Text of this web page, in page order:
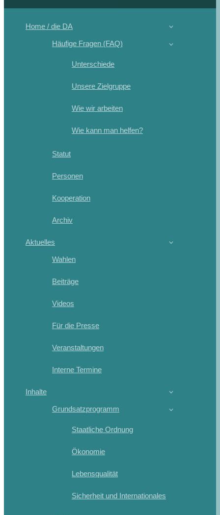
Home / die DA
Häufige Fragen (FAQ)
Unterschiede
Unsere Zielgruppe
Wie wir arbeiten
Wie kann man helfen?
Statut
Personen
Kooperation
Archiv
Aktuelles
Wahlen
Beiträge
Videos
Für die Presse
Veranstaltungen
Interne Termine
Inhalte
Grundsatzprogramm
Staatliche Ordnung
Ökonomie
Lebensqualität
Sicherheit und Internationales